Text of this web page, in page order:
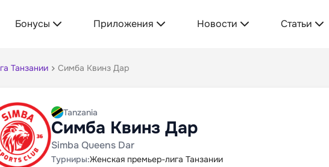
Бонусы Приложения Новости Статьи
Танзании Симба Квинз Дар
Tanzania
Симба Квинз Дар
Simba Queens Dar
Турниры:Женская премьер-лига Танзании